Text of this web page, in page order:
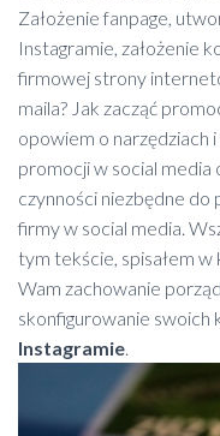
Założenie fanpage,
Instagramie, założenie
firmowej strony
maila? Jak zacząć
opowiem o narzędziach
promocji w social
czynności niezbędne do
firmy w social media.
tym tekście, spisałem
Wam zachowanie
skonfigurowanie swoich
Instagramie.